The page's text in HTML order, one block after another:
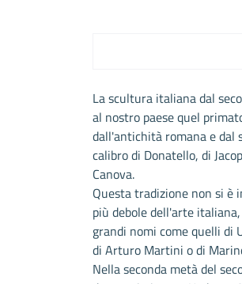
La scultura italiana dal
al nostro paese quel
dall'antichità romana e dal
calibro di Donatello, di
Canova.
Questa tradizione non si è
più debole dell'arte
grandi nomi come quelli di
di Arturo Martini o di
Nella seconda metà del